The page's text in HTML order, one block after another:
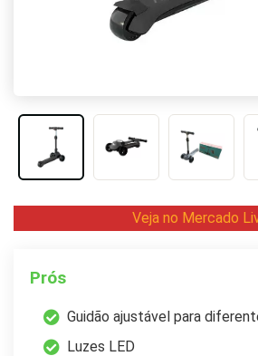
Veja no Mercado
Prós
Guidão ajustável para
Luzes LED